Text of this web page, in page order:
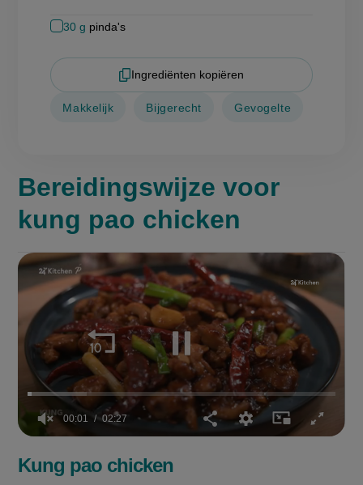
30 g pinda's
Ingrediënten kopiëren
Makkelijk Bijgerecht Gevogelte
Bereidingswijze voor
kung pao chicken
of
00:02 02:27
Kung pao chicken